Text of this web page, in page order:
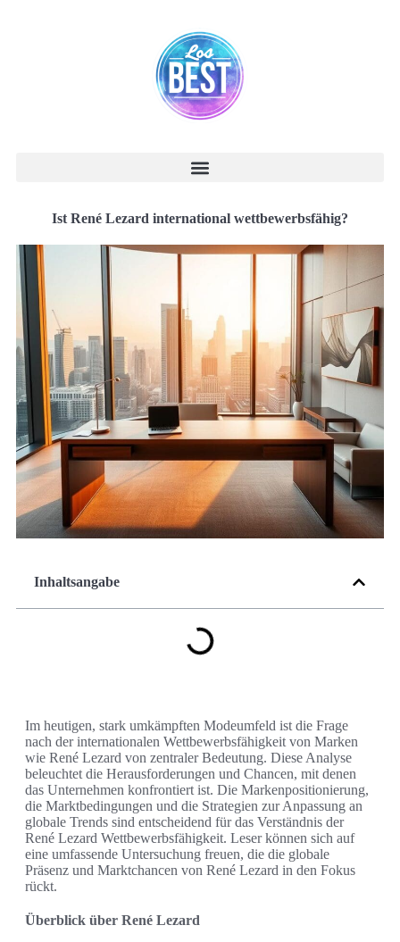
Ist René Lezard international wettbewerbsfähig?
Inhaltsangabe
Im heutigen, stark umkämpften Modeumfeld ist die Frage
nach der internationalen Wettbewerbsfähigkeit von Marken
wie René Lezard von zentraler Bedeutung. Diese Analyse
beleuchtet die Herausforderungen und Chancen, mit denen
das Unternehmen konfrontiert ist. Die Markenpositionierung,
die Marktbedingungen und die Strategien zur Anpassung an
globale Trends sind entscheidend für das Verständnis der
René Lezard Wettbewerbsfähigkeit. Leser können sich auf
eine umfassende Untersuchung freuen, die die globale
Präsenz und Marktchancen von René Lezard in den Fokus
rückt.
Überblick über René Lezard